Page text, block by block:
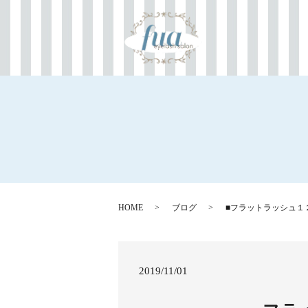
HOME ブログ ■フラットラッシュ１
2019/11/01